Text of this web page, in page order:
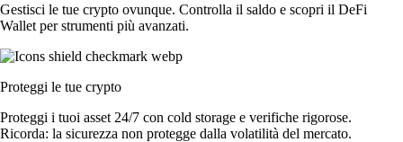
Gestisci le tue crypto ovunque. Controlla il saldo e scopri il DeFi
Wallet per strumenti più avanzati.
Proteggi le tue crypto
Proteggi i tuoi asset 24/7 con cold storage e verifiche rigorose.
Ricorda: la sicurezza non protegge dalla volatilità del mercato.